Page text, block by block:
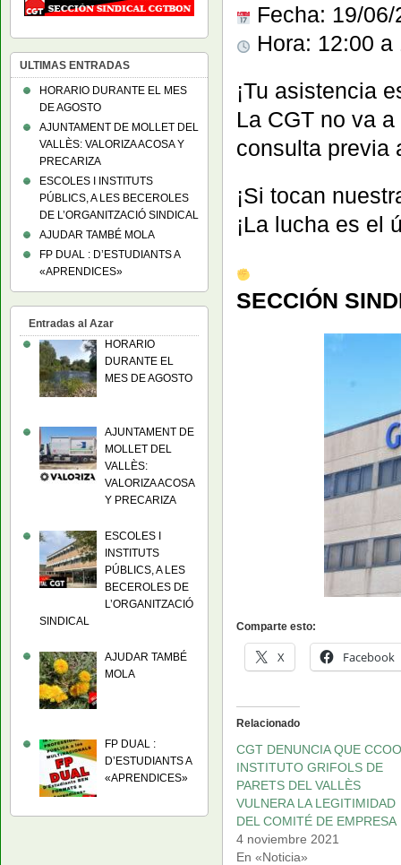
Fecha: 19/06/
Hora: 12:00 a
¡Tu asistencia
La CGT no va
consulta previa
¡Si tocan
¡La lucha es el
SECCIÓN
Comparte esto:
X Facebook
Relacionado
CGT DENUNCIA QUE
INSTITUTO GRIFOLS DE
PARETS DEL VALLÈS
VULNERA LA LEGITIMIDAD
DEL COMITÉ DE EMPRESA
4 noviembre 2021
En «Noticia»
ULTIMAS ENTRADAS
HORARIO DURANTE EL MES
DE AGOSTO
AJUNTAMENT DE MOLLET DEL
VALLÈS: VALORIZA ACOSA Y
PRECARIZA
ESCOLES I INSTITUTS
PÚBLICS, A LES BECEROLES
DE L’ORGANITZACIÓ SINDICAL
AJUDAR TAMBÉ MOLA
FP DUAL : D’ESTUDIANTS A
«APRENDICES»
Entradas al Azar
HORARIO
DURANTE EL
MES DE AGOSTO
AJUNTAMENT DE
MOLLET DEL
VALLÈS:
VALORIZA ACOSA
Y PRECARIZA
ESCOLES I
INSTITUTS
PÚBLICS, A LES
BECEROLES DE
L’ORGANITZACIÓ
SINDICAL
AJUDAR TAMBÉ
MOLA
FP DUAL :
D’ESTUDIANTS A
«APRENDICES»